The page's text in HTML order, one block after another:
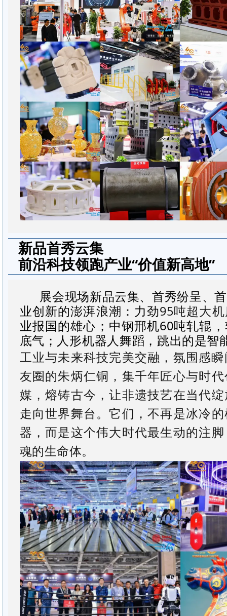
新品首秀云集
前沿科技领跑产业“价值新高地”
展会现场新品云集、首秀纷呈、
业创新的澎湃浪潮：力劲95吨超大
业报国的雄心；中钢邢机60吨轧辊
底气；人形机器人舞蹈，跳出的是
工业与未来科技完美交融，氛围感
友圈的朱炳仁铜 ，集千年匠心与时
媒，熔铸古今，让非遗技艺在当代
走向世界舞台。它们，不再是冰冷
器，而是这个伟大时代最生动的注
魂的生命体。